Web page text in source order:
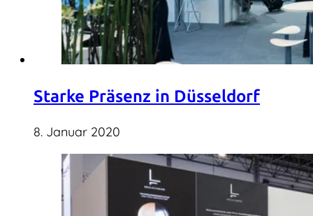
Starke Präsenz in Düsseldorf
8. Januar 2020